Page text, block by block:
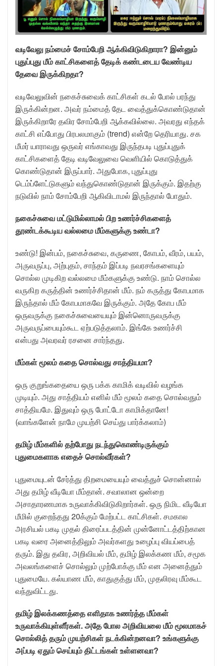
வடிவேலு நம்மைச் சோம்பேறி ஆக்கிவிடுகிறாரா? இன்னும்
புதுப்புது மீம் காட்சிகளைத் தேடிக் கண்டடைய வேண்டிய
தேவை இருக்கிறதா?
வடிவேலுவின் நகைச்சுவைக் காட்சிகள் கடல் போல் பரந்து
இருக்கின்றன. அவர் நம்மைத் தேட வைத்துக்கொண்டுதான்
இருக்கிறாரே தவிர சோம்பேறி ஆக்கவில்லை. அவரது எந்தக்
காட்சி எப்போது பிரபலமாகும் (trend) என்றே தெரியாது. சக
மீமர் யாராவது ஒருவர் எங்காவது இருந்தபடி புதுப்புதுக்
காட்சிகளைத் தேடி வடிவேலுவை வெளியில் கொடுத்துக்
கொண்டுதான் இருப்பார். அதுபோக, புதுப்புது
டெம்ப்ளேட்டுகளும் வந்துகொண்டுதான் இருக்கும். இதற்கு
நடுவில் நாம் சோம்பேறி ஆகிவிடாமல் இருந்தால் போதும்.
நகைச்சுவை மட்டுமில்லாமல் பிற உணர்ச்சிகளைத்
தூண்டக்கூடிய வல்லமை மீம்களுக்கு உண்டா?
உண்டு! இன்பம், நகைச்சுவை, கருணை, கோபம், வீரம், பயம்,
அருவருப்பு, அற்புதம், சாந்தம் இப்படி நவரசங்களையும்
சொல்ல முடிகிற வல்லமை மீம்களுக்கு உண்டு. நாம் சொல்ல
வருகிற கருத்தின் உணர்ச்சிதான் மீம். நம் கருத்து கோபமாக
இருந்தால் மீம் கோபமாகவே இருக்கும். அதே கோப மீம்
ஒருவருக்கு நகைச்சுவையையும் இன்னொருவருக்கு
அருவருப்பையும்கூட ஏற்படுத்தலாம். இங்கே உணர்ச்சி
என்பது அவரவர் ரசனை சார்ந்தது.
மீம்கள் மூலம் கதை சொல்வது சாத்தியமா?
ஒரு குறுங்கதையை ஒரு பக்க காமிக் வடிவில் வழங்க
முடியும். அது சாத்தியம் எனில் மீம் மூலம் கதை சொல்வதும்
சாத்தியமே. இதுவும் ஒரு போட்டோ காமிக்தானே!
(வாங்களேன் நாமே முயற்சி செய்து பார்க்கலாம்)
தமிழ் மீம்களில் தற்போது நடந்துகொண்டிருக்கும்
புதுமைகளாக எதைச் சொல்வீர்கள்?
புதுமையுடன் சேர்த்து திறமையையும் வைத்துச் சொன்னால்
அது தமிழ் வீடியோ மீம்தான். சவாலான ஒன்றை
அசாதாரணமாக உருவாக்கிவிடுகிறார்கள். ஒரு நிமிட வீடியோ
மீமில் குறைந்தது 20க்கும் மேற்பட்ட காட்சிகள். சமகால
அரசியல் பகடி முதல் திரைப்படத்தின் முன்னோட்டத்திற்கான
பகடி வரை அனைத்திலும் அவர்களது உழைப்பு வியப்பைத்
தரும். இது தவிர, அறிவியல் மீம், தமிழ் இலக்கண மீம், சமூக
அவலங்களைச் சொல்லும் முற்போக்கு மீம் என அனைத்தும்
புதுமையே. கல்யாண மீம், காதுகுத்து மீம், முதலிரவு மீம்கூட
வந்துவிட்டது.
தமிழ் இலக்கணத்தை எளிதாக உணர்த்த மீம்கள்
உருவாக்கியுள்ளீர்கள். அதே போல அறிவியலை மீம் மூலமாகச்
சொல்லித் தரும் முயற்சிகள் நடக்கின்றனவா? உங்களுக்கு
அப்படி ஏதும் செய்யும் திட்டங்கள் உள்ளனவா?